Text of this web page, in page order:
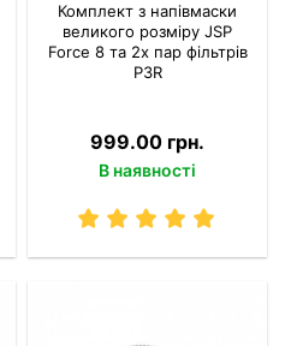
Комплект з напівмаски
великого розміру JSP
Force 8 та 2х пар фільтрів
P3R
999.00 грн.
В наявності